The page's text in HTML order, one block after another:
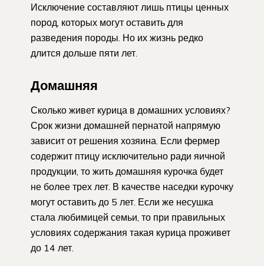
Исключение составляют лишь птицы ценных
пород, которых могут оставить для
разведения породы. Но их жизнь редко
длится дольше пяти лет.
Домашняя
Сколько живет курица в домашних условиях?
Срок жизни домашней пернатой напрямую
зависит от решения хозяина. Если фермер
содержит птицу исключительно ради яичной
продукции, то жить домашняя курочка будет
не более трех лет. В качестве наседки курочку
могут оставить до 5 лет. Если же несушка
стала любимицей семьи, то при правильных
условиях содержания такая курица проживет
до 14 лет.